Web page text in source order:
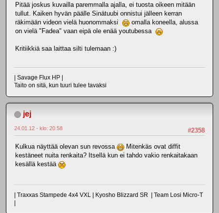
Pitää joskus kuvailla paremmalla ajalla, ei tuosta oikeen mitään
tullut. Kaiken hyvän päälle Sinätuubi onnistui jälleen kerran
räkimään videon vielä huonommaksi
omalla koneella, alussa
on vielä "Fadea" vaan eipä ole enää youtubessa
Kritiikkiä saa laittaa silti tulemaan :)
| Savage Flux HP |
Taito on sitä, kun tuuri tulee tavaksi
jej
#2358
24.01.12 - klo: 20.58
Kulkua näyttää olevan sun revossa
Mitenkäs ovat diffit
kestäneet nuita renkaita? Itsellä kun ei tahdo vakio renkaitakaan
kesällä kestää
| Traxxas Stampede 4x4 VXL | Kyosho Blizzard SR | Team Losi Micro-T